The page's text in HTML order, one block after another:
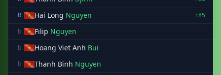
R
Hai Long Nguyen
↑85'
b
Filip Nguyen
b Hoang Viet Anh Bui
b Thanh Binh Nguyen